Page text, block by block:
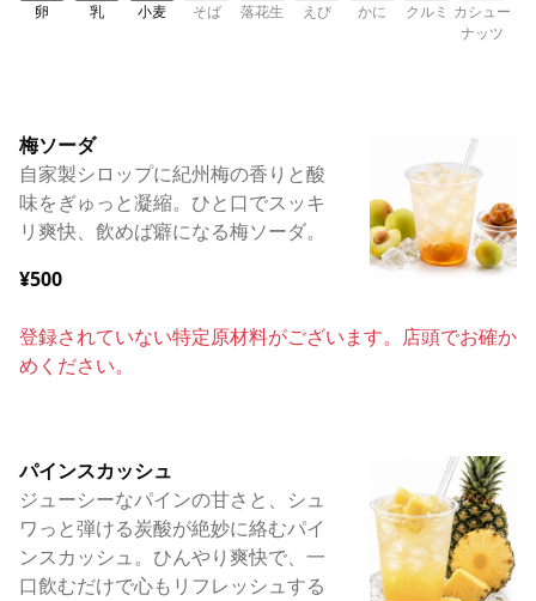
卵 乳 小麦 そば 落花生 えび かに クルミ カシュー
ナッツ
梅ソーダ
自家製シロップに紀州梅の香りと酸
味をぎゅっと凝縮。ひと口でスッキ
リ爽快、飲めば癖になる梅ソーダ。
¥500
登録されていない特定原材料がございます。店頭でお確か
めください。
パインスカッシュ
ジューシーなパインの甘さと、シュ
ワっと弾ける炭酸が絶妙に絡むパイ
ンスカッシュ。ひんやり爽快で、一
口飲むだけで心もリフレッシュする